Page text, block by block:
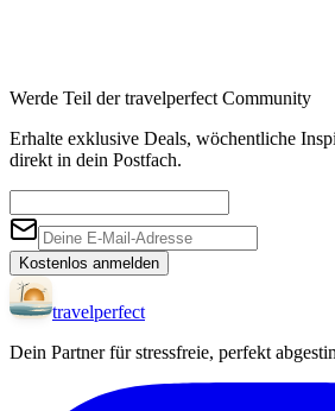
Werde Teil der travelperfect Community
Erhalte exklusive Deals, wöchentliche
direkt in dein Postfach.
Kostenlos anmelden
travelperfect
Dein Partner für stressfreie, perfekt